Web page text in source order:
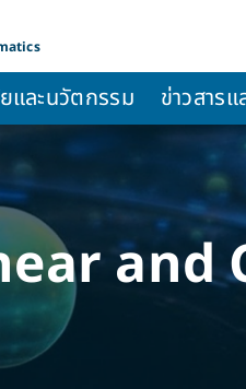
และนวัตกรรม ข่าวสาร
and